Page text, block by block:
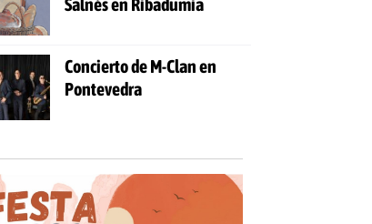
Concierto de M-Clan en
Pontevedra